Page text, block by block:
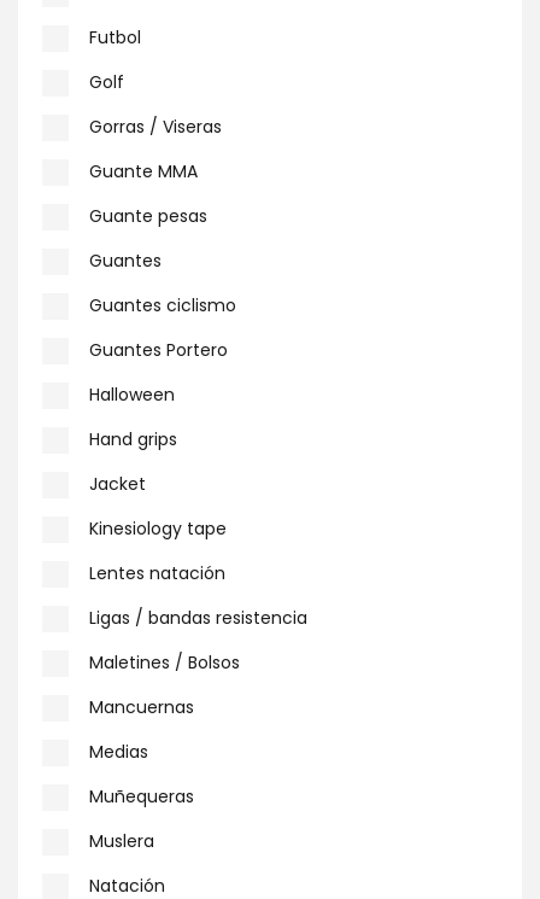
Futbol
Golf
Gorras / Viseras
Guante MMA
Guante pesas
Guantes
Guantes ciclismo
Guantes Portero
Halloween
Hand grips
Jacket
Kinesiology tape
Lentes natación
Ligas / bandas resistencia
Maletines / Bolsos
Mancuernas
Medias
Muñequeras
Muslera
Natación